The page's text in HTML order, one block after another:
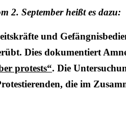
2. September heißt es dazu:
und
Dies dokumentiert
protests“. Die
die im